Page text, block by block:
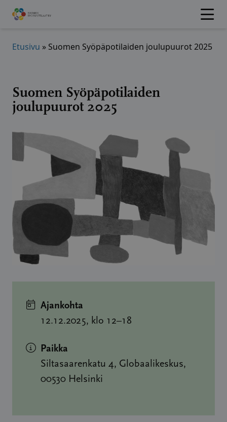
Hyppää
sisältöön
Etusivu » Suomen Syöpäpotilaiden joulupuurot 2025
Suomen Syöpäpotilaiden
joulupuurot 2025
Ajankohta
12.12.2025, klo 12–18
Paikka
Siltasaarenkatu 4, Globaalikeskus,
00530 Helsinki